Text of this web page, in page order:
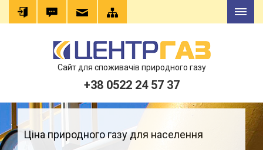
Сайт для споживачів природного газу
+38 0522 24 57 37
Ціна природного газу для населення